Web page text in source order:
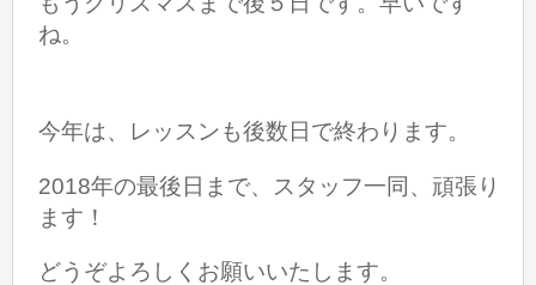
ね。
今年は、レッスンも後数日で終わります。
2018年の最後日まで、スタッフ一同、頑張り
ます！
どうぞよろしくお願いいたします。